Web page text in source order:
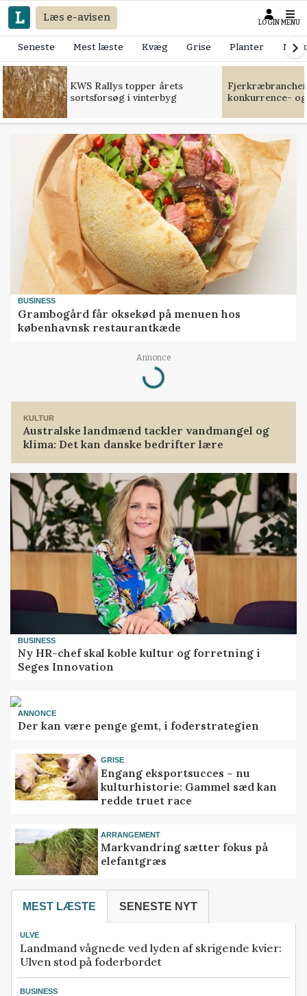
Læs e-avisen LOGIN MENU
Seneste Mest læste Kvæg Grise Planter
KWS Rallys topper årets
sortsforsøg i vinterbyg
konkurrence-
BUSINESS
Grambogård får oksekød på menuen hos
københavnsk restaurantkæde
Annonce
Loading...
KULTUR
Australske landmænd tackler vandmangel og
klima: Det kan danske bedrifter lære
BUSINESS
Ny HR-chef skal koble kultur og forretning i
Seges Innovation
ANNONCE
Der kan være penge gemt, i foderstrategien
GRISE
Engang eksportsucces – nu
kulturhistorie: Gammel sæd kan
redde truet race
ARRANGEMENT
Markvandring sætter fokus på
elefantgræs
MEST LÆSTE SENESTE NYT
ULVE
Landmand vågnede ved lyden af skrigende kvier:
Ulven stod på foderbordet
BUSINESS